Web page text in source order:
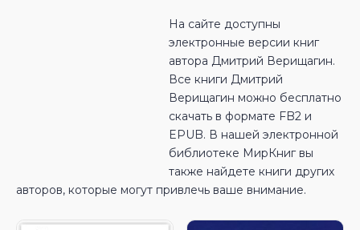
На сайте доступны
электронные версии книг
автора Дмитрий Верищагин.
Все книги Дмитрий
Верищагин можно бесплатно
скачать в формате FB2 и
EPUB. В нашей электронной
библиотеке МирКниг вы
также найдете книги других
авторов, которые могут привлечь ваше внимание.